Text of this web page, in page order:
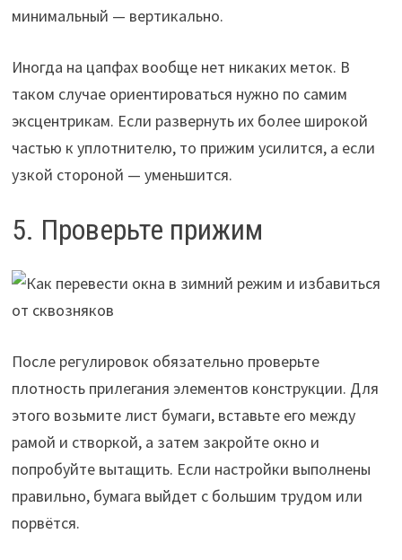
минимальный — вертикально.
Иногда на цапфах вообще нет никаких меток. В
таком случае ориентироваться нужно по самим
эксцентрикам. Если развернуть их более широкой
частью к уплотнителю, то прижим усилится, а если
узкой стороной — уменьшится.
5. Проверьте прижим
После регулировок обязательно проверьте
плотность прилегания элементов конструкции. Для
этого возьмите лист бумаги, вставьте его между
рамой и створкой, а затем закройте окно и
попробуйте вытащить. Если настройки выполнены
правильно, бумага выйдет с большим трудом или
порвётся.